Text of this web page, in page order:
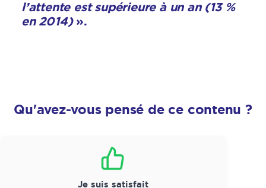
l’attente est supérieure à un an (13 %
en 2014)».
Qu'avez-vous pensé de ce contenu ?
Je suis satisfait